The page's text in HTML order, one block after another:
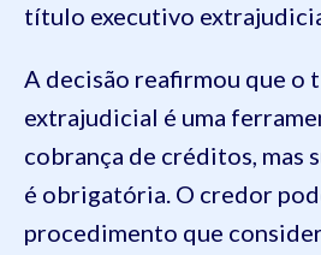
título executivo
A decisão reafirmou que o
extrajudicial é uma
cobrança de créditos, mas
é obrigatória. O credor
procedimento que